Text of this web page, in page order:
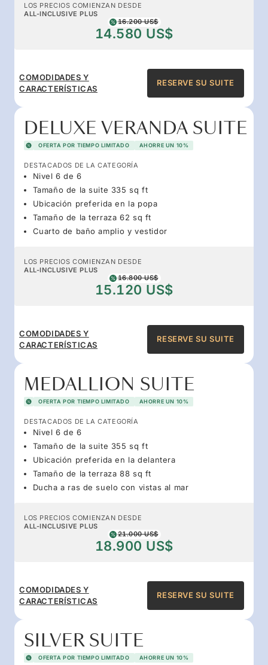
LOS PRECIOS COMIENZAN DESDE
ALL-INCLUSIVE PLUS
16.200 US$
14.580 US$
COMODIDADES Y
CARACTERÍSTICAS
RESERVE SU SUITE
DELUXE VERANDA SUITE
OFERTA POR TIEMPO LIMITADO AHORRE UN 10%
DESTACADOS DE LA CATEGORÍA
Nivel 6 de 6
Tamaño de la suite 335 sq ft
Ubicación preferida en la popa
Tamaño de la terraza 62 sq ft
Cuarto de baño amplio y vestidor
LOS PRECIOS COMIENZAN DESDE
ALL-INCLUSIVE PLUS
16.800 US$
15.120 US$
COMODIDADES Y
CARACTERÍSTICAS
RESERVE SU SUITE
MEDALLION SUITE
OFERTA POR TIEMPO LIMITADO AHORRE UN 10%
DESTACADOS DE LA CATEGORÍA
Nivel 6 de 6
Tamaño de la suite 355 sq ft
Ubicación preferida en la delantera
Tamaño de la terraza 88 sq ft
Ducha a ras de suelo con vistas al mar
LOS PRECIOS COMIENZAN DESDE
ALL-INCLUSIVE PLUS
21.000 US$
18.900 US$
COMODIDADES Y
CARACTERÍSTICAS
RESERVE SU SUITE
SILVER SUITE
OFERTA POR TIEMPO LIMITADO AHORRE UN 10%